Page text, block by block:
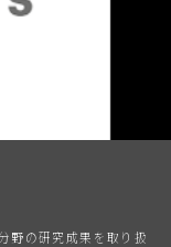
野の研究成果を取り扱